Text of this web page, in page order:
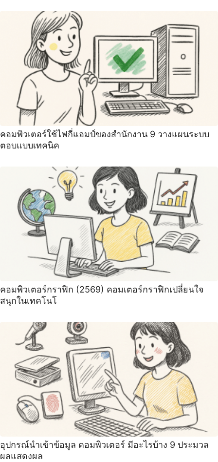
คอมพิวเตอร์ใช้ไฟกี่แอมป์ของสำนักงาน 9 วางแผนระบบ
ตอบแบบเทคนิค
คอมพิวเตอร์กราฟิก (2569) คอมเตอร์กราฟิกเปลี่ยนใจ
สนุกในเทคโนโ
อุปกรณ์นําเข้าข้อมูล คอมพิวเตอร์ มีอะไรบ้าง 9 ประมวล
ผลแสดงผล